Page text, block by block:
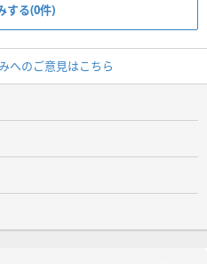
する(0件)
へのご意見はこちら